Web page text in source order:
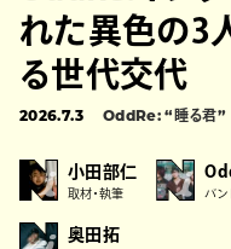
れた異色の3
る世代交代
2026.7.3 OddRe: “睡る君”
小田部仁
取材・執筆 バン
奥田拓